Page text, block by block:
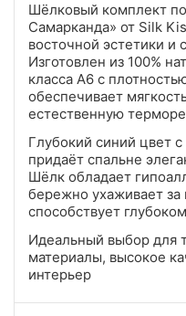
Шёлковый комплект
Самарканда» от Silk
восточной эстетики и
Изготовлен из 100%
класса A6 с
обеспечивает
естественную
Глубокий синий цвет
придаёт спальне
Шёлк обладает
бережно ухаживает
способствует
Идеальный выбор для
материалы, высокое
интерьер